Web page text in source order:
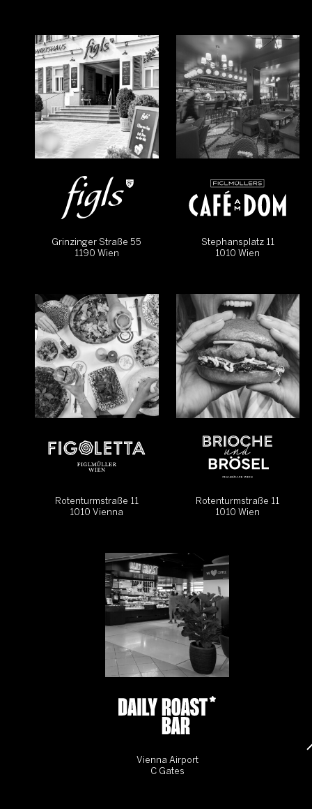
Grinzinger Straße 55
1190 Wien
Stephansplatz 11
1010 Wien
Rotenturmstraße 11
1010 Vienna
Rotenturmstraße 11
1010 Wien
Vienna Airport
C Gates